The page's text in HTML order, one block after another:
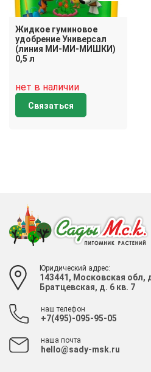
Жидкое гуминовое
удобрение Универсал
(линия МИ-МИ-МИШКИ)
0,5 л
нет в наличии
Связаться
Юридический адрес:
143441, Московская обл,
Братцевская, д. 6 кв. 7
наш телефон
+7(495)-095-95-05
наша почта
hello@sady-msk.ru